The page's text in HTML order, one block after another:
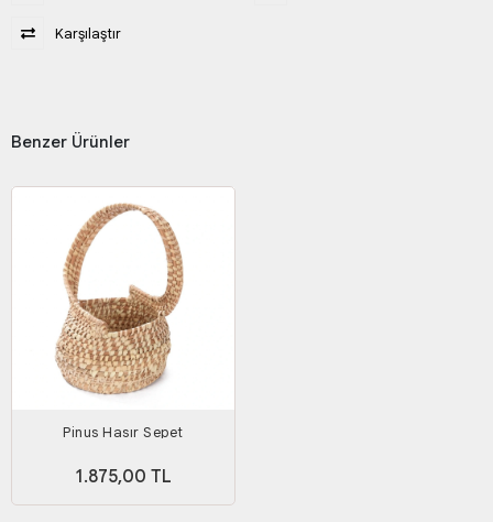
Karşılaştır
Benzer Ürünler
Pinus Hasır Sepet
1.875,00 TL